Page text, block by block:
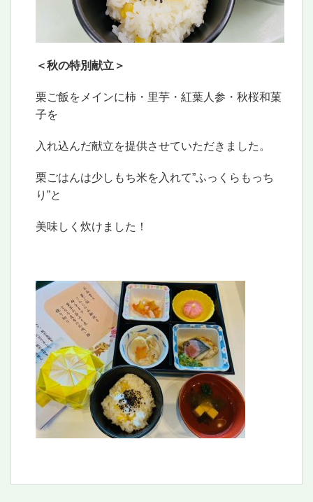
＜秋の特別献立＞
栗ご飯をメインに柿・里芋・紅葉人参・秋桜和菓
子を
入れ込んだ献立を提供させていただきました。
栗ごはんは少しもち米を入れて”ふっくらもっち
り”と
美味しく炊けました！